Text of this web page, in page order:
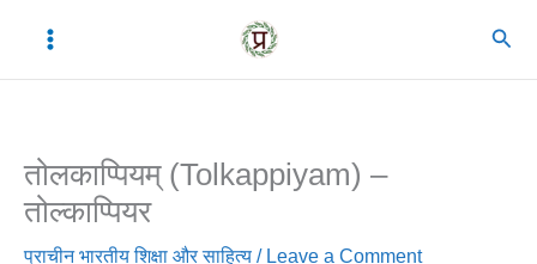
content
तोलकाप्पियम् (Tolkappiyam) –
तोल्काप्पियर
प्राचीन भारतीय शिक्षा और साहित्य / Leave a Comment
g
o
r
i
v
e